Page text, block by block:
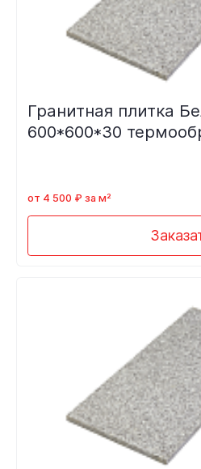
Гранитная плитка
600*600*30
от 4 500 ₽ за м²